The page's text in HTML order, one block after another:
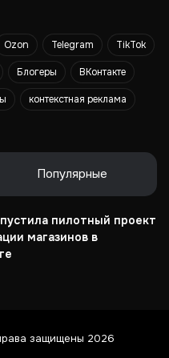
Ozon Telegram TikTok
Блогеры ВКонтакте
контекстная реклама
Популярные
пилотный проект
магазинов в
защищены 2026